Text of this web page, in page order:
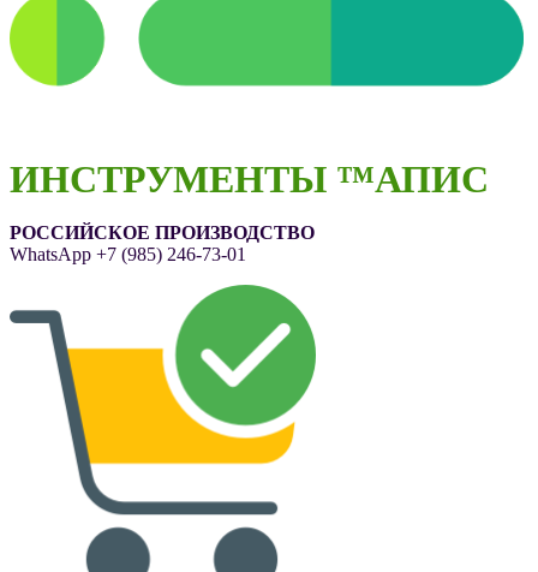
ИНСТРУМЕНТЫ ™АПИС
РОССИЙСКОЕ ПРОИЗВОДСТВО
WhatsApp +7 (985) 246-73-01